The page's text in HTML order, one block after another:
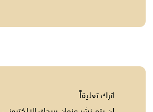
اترك تعليقاً